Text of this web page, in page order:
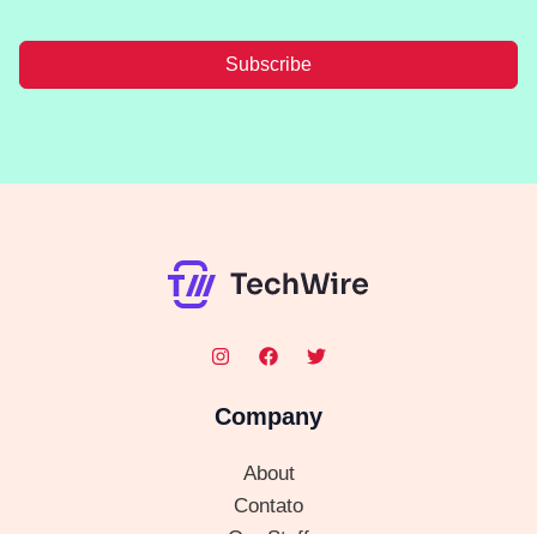
Subscribe
Company
About
Contato